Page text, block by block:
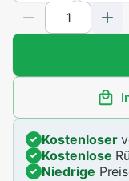
Kostenloser
Kostenlose
Niedrige